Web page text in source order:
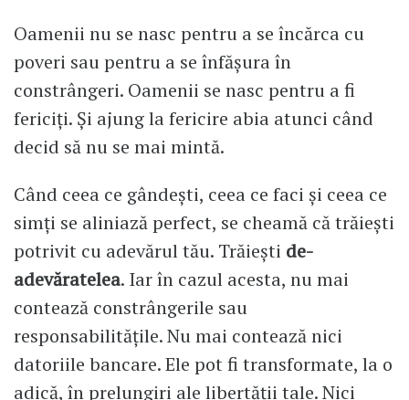
Oamenii nu se nasc pentru a se încărca cu
poveri sau pentru a se înfășura în
constrângeri. Oamenii se nasc pentru a fi
fericiți. Și ajung la fericire abia atunci când
decid să nu se mai mintă.
Când ceea ce gândești, ceea ce faci și ceea ce
simți se aliniază perfect, se cheamă că trăiești
potrivit cu adevărul tău. Trăiești de-
adevăratelea. Iar în cazul acesta, nu mai
contează constrângerile sau
responsabilitățile. Nu mai contează nici
datoriile bancare. Ele pot fi transformate, la o
adică, în prelungiri ale libertății tale. Nici